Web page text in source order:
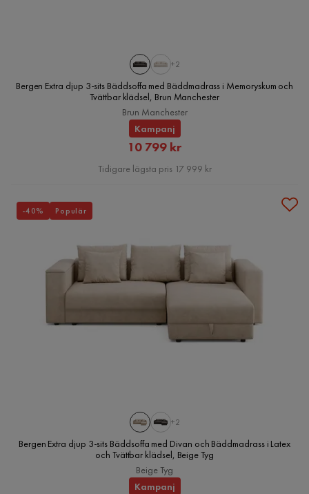
+2
Bergen Extra djup 3-sits Bäddsoffa med Bäddmadrass i Memoryskum och
Tvättbar klädsel, Brun Manchester
Brun Manchester
Kampanj
Rabatterat
Pris
10 799 kr
Tidigare lägsta pris 17 999 kr
+2
Bergen Extra djup 3-sits Bäddsoffa med Divan och Bäddmadrass i Latex
och Tvättbar klädsel, Beige Tyg
Beige Tyg
Kampanj
-40% Populär